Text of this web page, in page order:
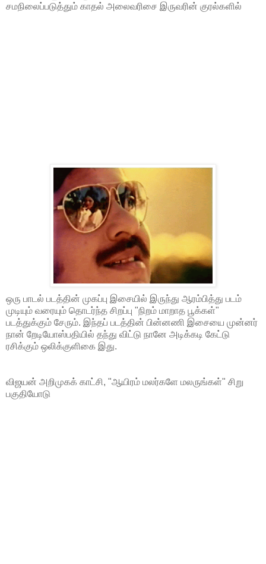
சமநிலைப்படுத்தும் காதல் அலைவரிசை இருவரின் குரல்களில்
ஒரு பாடல் படத்தின் முகப்பு இசையில் இருந்து ஆரம்பித்து படம்
முடியும் வரையும் தொடர்ந்த சிறப்பு "நிறம் மாறாத பூக்கள்"
படத்துக்கும் சேரும். இந்தப் படத்தின் பின்னணி இசையை முன்னர்
நான் றேடியோஸ்பதியில் தந்து விட்டு நானே அடிக்கடி கேட்டு
ரசிக்கும் ஒலிக்குளிகை இது.
விஜயன் அறிமுகக் காட்சி, "ஆயிரம் மலர்களே மலருங்கள்" சிறு
பகுதியோடு